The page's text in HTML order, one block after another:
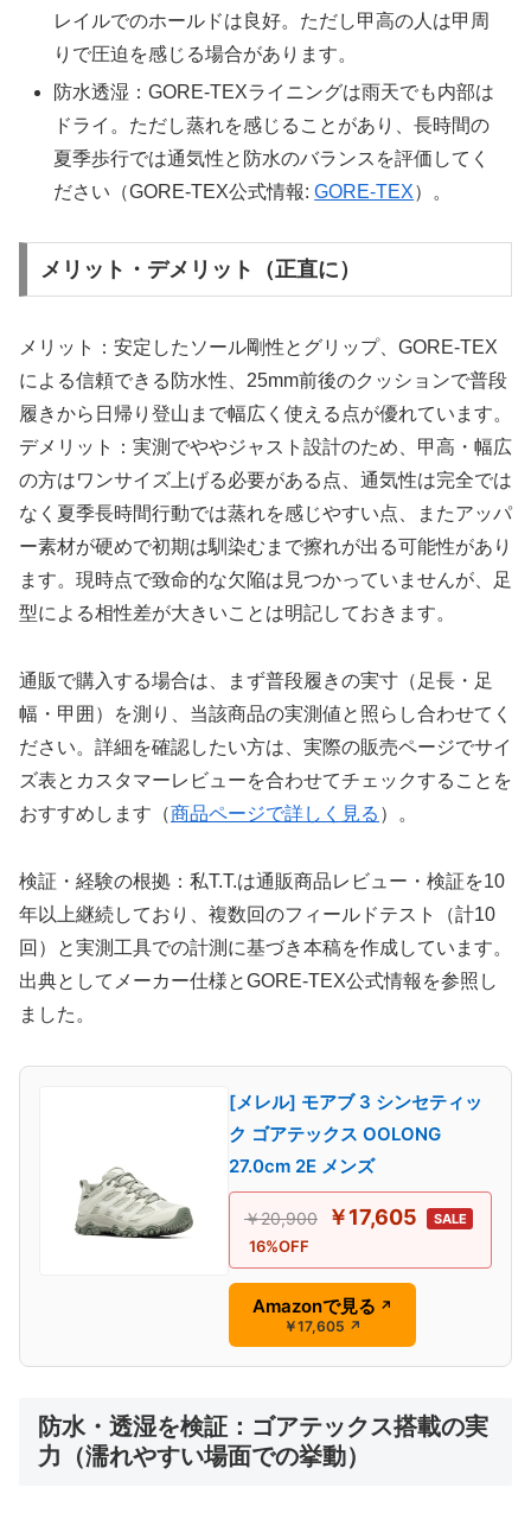
レイルでのホールドは良好。ただし甲高の人は甲周
りで圧迫を感じる場合があります。
防水透湿：GORE-TEXライニングは雨天でも内部は
ドライ。ただし蒸れを感じることがあり、長時間の
夏季歩行では通気性と防水のバランスを評価してく
ださい（GORE-TEX公式情報:GORE-TEX）。
メリット・デメリット（正直に）
メリット：安定したソール剛性とグリップ、GORE-TEX
による信頼できる防水性、25mm前後のクッションで普段
履きから日帰り登山まで幅広く使える点が優れています。
デメリット：実測でややジャスト設計のため、甲高・幅広
の方はワンサイズ上げる必要がある点、通気性は完全では
なく夏季長時間行動では蒸れを感じやすい点、またアッパ
ー素材が硬めで初期は馴染むまで擦れが出る可能性があり
ます。現時点で致命的な欠陥は見つかっていませんが、足
型による相性差が大きいことは明記しておきます。
通販で購入する場合は、まず普段履きの実寸（足長・足
幅・甲囲）を測り、当該商品の実測値と照らし合わせてく
ださい。詳細を確認したい方は、実際の販売ページでサイ
ズ表とカスタマーレビューを合わせてチェックすることを
おすすめします（商品ページで詳しく見る ）。
検証・経験の根拠：私T.T.は通販商品レビュー・検証を10
年以上継続しており、複数回のフィールドテスト（計10
回）と実測工具での計測に基づき本稿を作成しています。
出典としてメーカー仕様とGORE-TEX公式情報を参照し
ました。
[メレル] モアブ 3 シンセティッ
ク ゴアテックス OOLONG
27.0cm 2E メンズ
￥20,900 ￥17,605 SALE
16%OFF
Amazonで見る ↗
￥17,605 ↗
防水・透湿を検証：ゴアテックス搭載の実
力（濡れやすい場面での挙動）